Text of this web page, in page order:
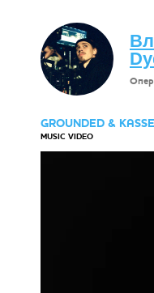
GROUNDED &
MUSIC VIDEO